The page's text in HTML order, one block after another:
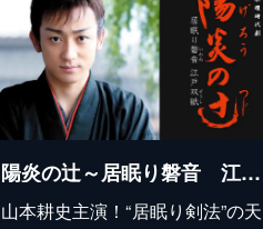
陽炎の辻～居眠り磐音 江戸双紙～
山本耕史主演！“居眠り剣法”の天